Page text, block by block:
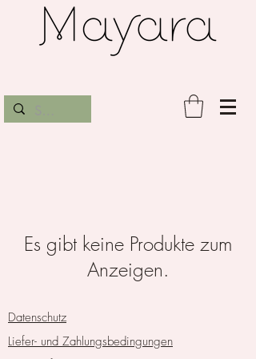
Es gibt keine Produkte zum
Anzeigen.
Datenschutz
Liefer- und Zahlungsbedingungen